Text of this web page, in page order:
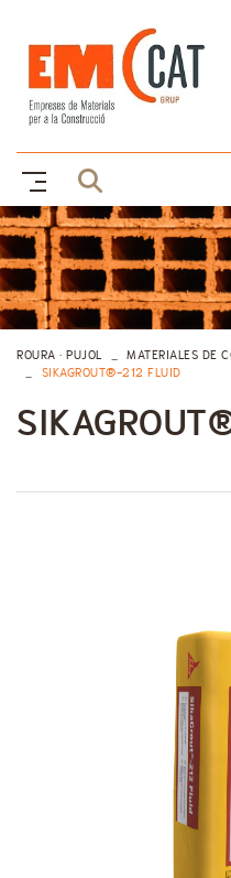
ROURA · PUJOL
MATERIALES DE
SIKAGROUT®-212 FLUID